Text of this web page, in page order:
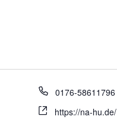
0176-58611796
https://na-hu.de/